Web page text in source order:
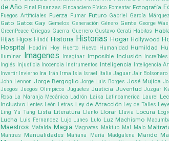
de Año Final Finanzas Fincanciero Físico Fomentar Fotografía
Fuegos Artificiales Fuerza Fumar Futuro Gabriel García Márquez
Gato Gatos Gay Gemelos Generación Género Gente George
GreenPeace Griegas Guerra Guerrero Gustavo Cerati Hábitos
Hijas Hijos Hindú Historia Historias Hogar Hollywood
Hospital Houdini Hoy Huerto Huevo Humanidad Humildad
Iluminar Imagenes Imaginar Imposible Inclusión Increíbles
Inglés
Injusticia Inocencia Instrumentos Inteligencia Inteligencia
Invertir Invierno Ira Irán Irma Isla Israel Italia Jaguar Jair Bolsonaro
John Lennon Jorge Bergoglio Jorge Luis Borges José Mujica
Juegos Juegos Olimpicos Juguetes Justicia Juventud Juzgar
Rosa La Naranja Mecánica Ladrón Laika Latinoamerica Laurel
Inclusivo Lentes León Letras Ley de Atracción Ley de Talles
Ling Yu Tang Lista Literatura Llanto Llorar Lluvia Locura
Lucha Luis Fernandez Lujo Lunes Luto Luz Machismo
Maestros Mafalda Magia Magnates Maktub Mal Malo
Mantras
Manualidades Mañana María Madgalena Marido